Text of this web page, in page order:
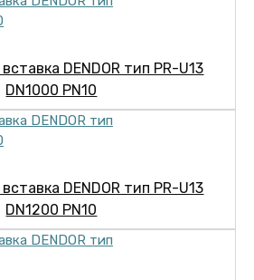
DENDOR тип PR-U13
DN1000 PN10
DENDOR тип PR-U13
DN1200 PN10